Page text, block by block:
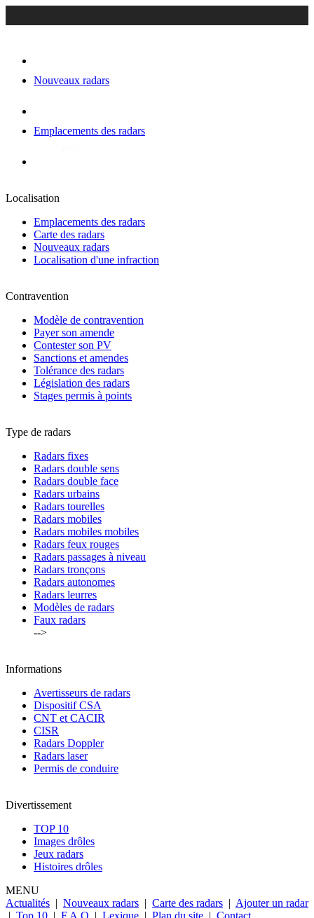
Nouveaux radars
Emplacements des radars
Localisation
Emplacements des radars
Carte des radars
Nouveaux radars
Localisation d'une infraction
Contravention
Modèle de contravention
Payer son amende
Contester son PV
Sanctions et amendes
Tolérance des radars
Législation des radars
Stages permis à points
Type de radars
Radars fixes
Radars double sens
Radars double face
Radars urbains
Radars tourelles
Radars mobiles
Radars mobiles mobiles
Radars feux rouges
Radars passages à niveau
Radars tronçons
Radars autonomes
Radars leurres
Modèles de radars
Faux radars
-->
Informations
Avertisseurs de radars
Dispositif CSA
CNT et CACIR
CISR
Radars Doppler
Radars laser
Permis de conduire
Divertissement
TOP 10
Images drôles
Jeux radars
Histoires drôles
MENU
Actualités | Nouveaux radars | Carte des radars | Ajouter un radar
| Top 10 | F.A.Q | Lexique | Plan du site | Contact